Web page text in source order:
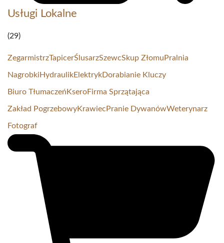
Usługi Lokalne
(29)
ZegarmistrzTapicerŚlusarzSzewcSkup Złomu Pralnia
Nagrobki HydraulikElektrykDorabianie Kluczy
Biuro Tłumaczeń KseroFirma Sprzątająca
Zakład PogrzebowyKrawiec Pranie DywanówWeterynarz
Fotograf